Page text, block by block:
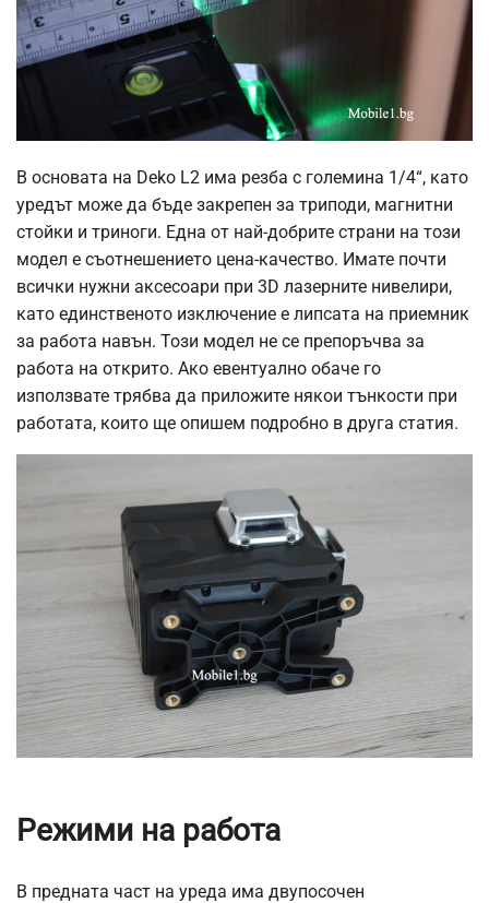
В основата на Deko L2 има резба с големина 1/4“, като
уредът може да бъде закрепен за триподи, магнитни
стойки и триноги. Една от най-добрите страни на този
модел е съотнешението цена-качество. Имате почти
всички нужни аксесоари при 3D лазерните нивелири,
като единственото изключение е липсата на приемник
за работа навън. Този модел не се препоръчва за
работа на открито. Ако евентуално обаче го
използвате трябва да приложите някои тънкости при
работата, които ще опишем подробно в друга статия.
Режими на работа
В предната част на уреда има двупосочен